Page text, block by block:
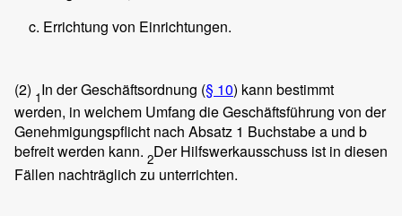
Errichtung von Einrichtungen.
(2) 1In der Geschäftsordnung (§ 10) kann bestimmt
werden, in welchem Umfang die Geschäftsführung von der
Genehmigungspflicht nach Absatz 1 Buchstabe a und b
befreit werden kann. 2Der Hilfswerkausschuss ist in diesen
Fällen nachträglich zu unterrichten.